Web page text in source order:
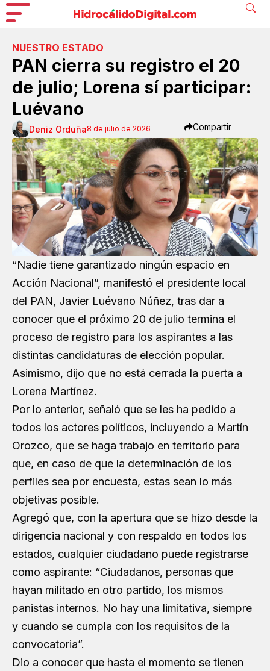
NUESTRO ESTADO
PAN cierra su registro el 20
de julio; Lorena sí participar:
Luévano
Deniz Orduña8 de julio de 2026 Compartir
“Nadie tiene garantizado ningún espacio en
Acción Nacional”, manifestó el presidente local
del PAN, Javier Luévano Núñez, tras dar a
conocer que el próximo 20 de julio termina el
proceso de registro para los aspirantes a las
distintas candidaturas de elección popular.
Asimismo, dijo que no está cerrada la puerta a
Lorena Martínez.
Por lo anterior, señaló que se les ha pedido a
todos los actores políticos, incluyendo a Martín
Orozco, que se haga trabajo en territorio para
que, en caso de que la determinación de los
perfiles sea por encuesta, estas sean lo más
objetivas posible.
Agregó que, con la apertura que se hizo desde la
dirigencia nacional y con respaldo en todos los
estados, cualquier ciudadano puede registrarse
como aspirante: “Ciudadanos, personas que
hayan militado en otro partido, los mismos
panistas internos. No hay una limitativa, siempre
y cuando se cumpla con los requisitos de la
convocatoria”.
Dio a conocer que hasta el momento se tienen